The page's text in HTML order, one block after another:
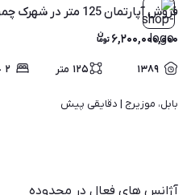
فروش آپارتمان 125 متر در شهرک چمران سند دار
۶,۲۰۰,۰۰۰,۰۰۰
۱۳۸۹ ۱۲۵ متر ۲
بابل، موزیرج | دقایقی پیش
آژانس های فعال در محدوده